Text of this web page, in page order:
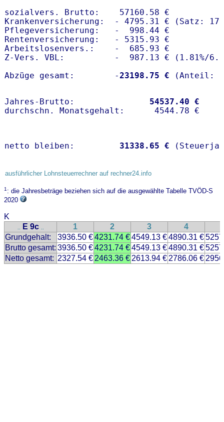
sozialvers. Brutto:    57160.58 €
Krankenversicherung:  - 4795.31 € (Satz:
Pflegeversicherung:   -  998.44 €
Rentenversicherung:   - 5315.93 €
Arbeitslosenvers.:    -  685.93 €
Z-Vers. VBL:          -  987.13 € ( 1.81%/
Abzüge gesamt:        -23198.75 €
Jahres-Brutto: 54537.40 €
netto bleiben: 31338.65 €
ausführlicher Lohnsteuerrechner auf rechner24.info
1: die Jahresbeträge beziehen sich auf die ausgewählte Tabelle TVÖD-S
2020
K
.. E 9c .. 1 2 3 4
Grundgehalt:
3936.50 €4231.74 €4549.13 €4890.31 €
Brutto gesamt: 3936.50 €4231.74 €4549.13 €4890.31 €
Netto gesamt: 2327.54 € 2463.36 € 2613.94 € 2786.06 €